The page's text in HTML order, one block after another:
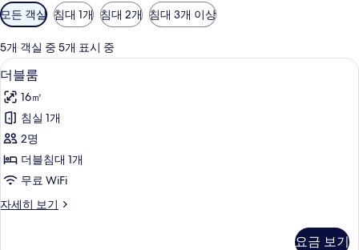
객
실
에
사
용
가
능
한
터
모든 객실 침대 1개 침대 2개 침대 3개 이상
5개 객실 중 5개 표시 중
더
블
룸
사
진
모
보
7
더블룸
16㎡
침실 1개
2명
더블침대 1개
무료 WiFi
자세히 보기
더
요금 보기